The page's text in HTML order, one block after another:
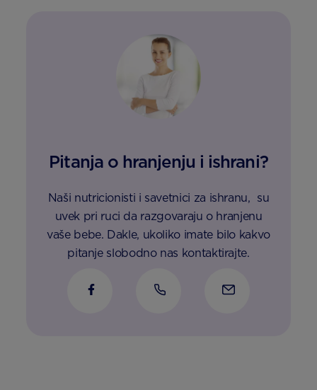
Pitanja o hranjenju i ishrani?
Naši nutricionisti i savetnici za ishranu, su
uvek pri ruci da razgovaraju o hranjenu
vaše bebe. Dakle, ukoliko imate bilo kakvo
pitanje slobodno nas kontaktirajte.